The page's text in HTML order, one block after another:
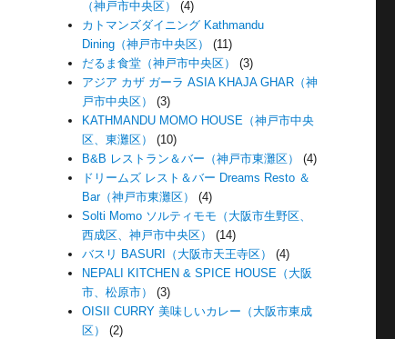
（神戸市中央区）
(4)
カトマンズダイニング Kathmandu
Dining（神戸市中央区）
(11)
だるま食堂（神戸市中央区）
(3)
アジア カザ ガーラ ASIA KHAJA GHAR（神
戸市中央区）
(3)
KATHMANDU MOMO HOUSE（神戸市中央
区、東灘区）
(10)
B&B レストラン＆バー（神戸市東灘区）
(4)
ドリームズ レスト＆バー Dreams Resto ＆
Bar（神戸市東灘区）
(4)
Solti Momo ソルティモモ（大阪市生野区、
西成区、神戸市中央区）
(14)
バスリ BASURI（大阪市天王寺区）
(4)
NEPALI KITCHEN & SPICE HOUSE（大阪
市、松原市）
(3)
OISII CURRY 美味しいカレー（大阪市東成
区）
(2)